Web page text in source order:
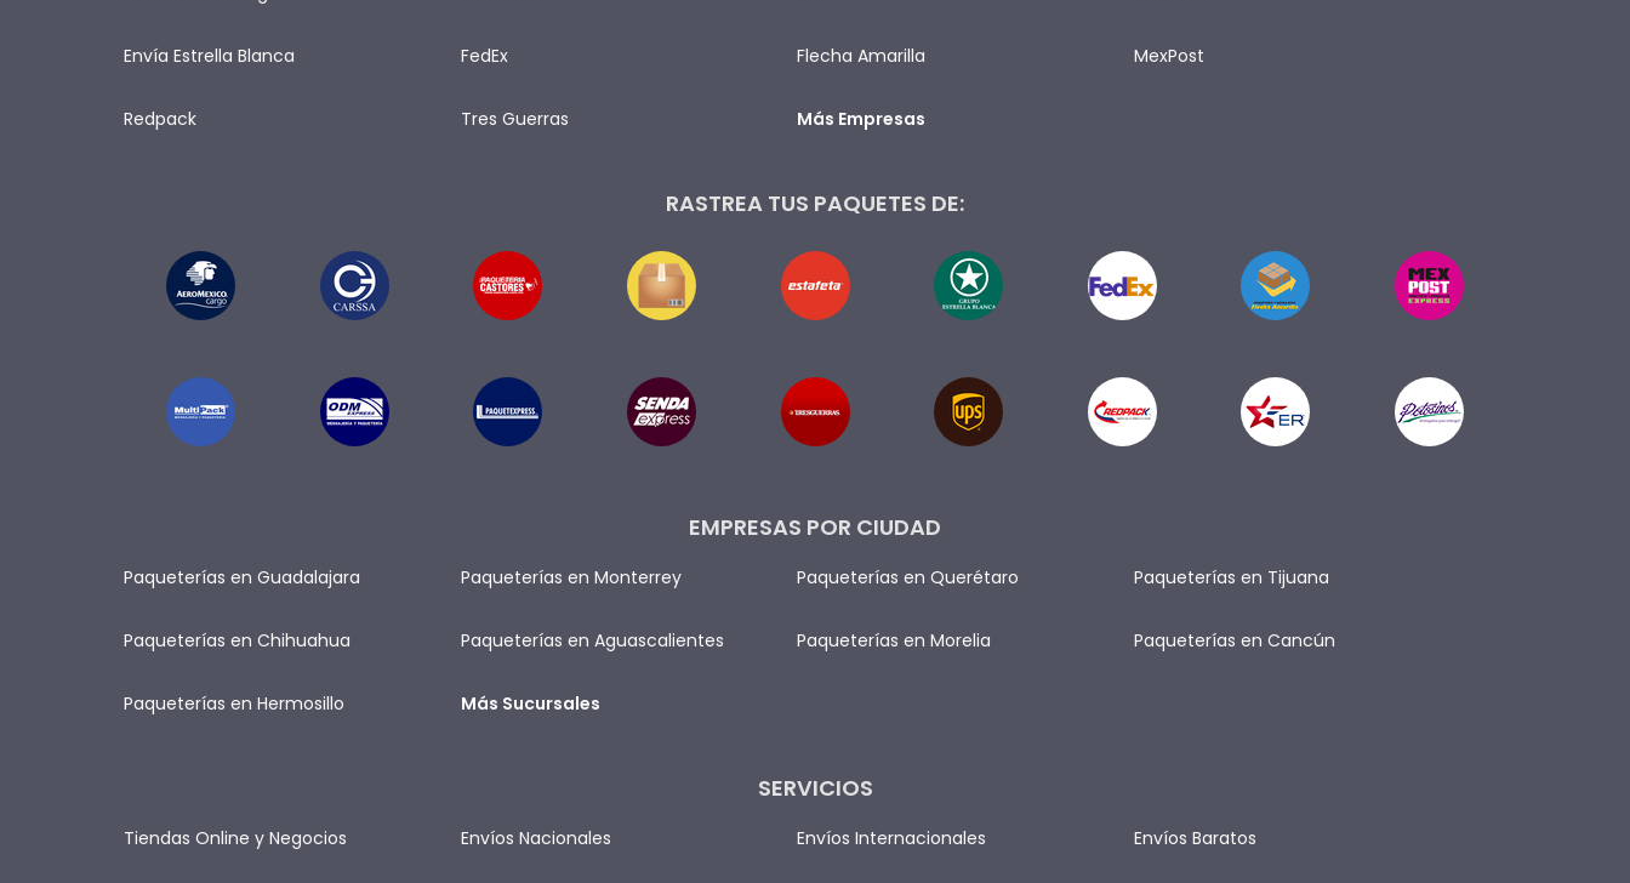
Envía Estrella Blanca FedEx Flecha Amarilla MexPost
Redpack Tres Guerras Más Empresas
RASTREA TUS PAQUETES DE:
EMPRESAS POR CIUDAD
Paqueterías en Guadalajara Paqueterías en Monterrey Paqueterías en Querétaro Paqueterías en Tijuana
Paqueterías en Chihuahua Paqueterías en Aguascalientes Paqueterías en Morelia Paqueterías en Cancún
Paqueterías en Hermosillo Más Sucursales
SERVICIOS
Tiendas Online y Negocios Envíos Nacionales Envíos Internacionales Envíos Baratos